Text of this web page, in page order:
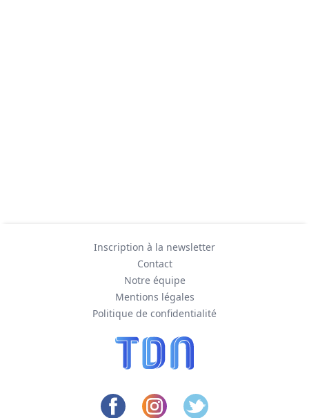
Inscription à la newsletter
Contact
Notre équipe
Mentions légales
Politique de confidentialité